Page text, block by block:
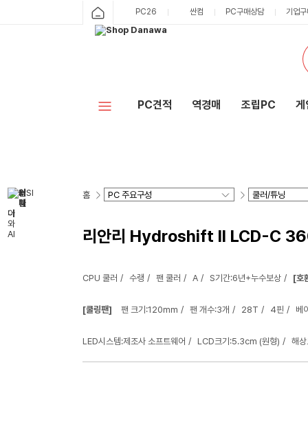
PC26 싼컴 PC구매상담 기업
PC견적 역경매 조립PC 게
홈
리안리 Hydroshift II LCD-C
CPU 쿨러 수랭 팬 쿨러 A S기간:6년+누수보상 [호
[쿨링팬] 팬 크기:120mm 팬 개수:3개 28T 4핀 베
LED시스템:제조사 소프트웨어 LCD크기:5.3cm (원형) 해